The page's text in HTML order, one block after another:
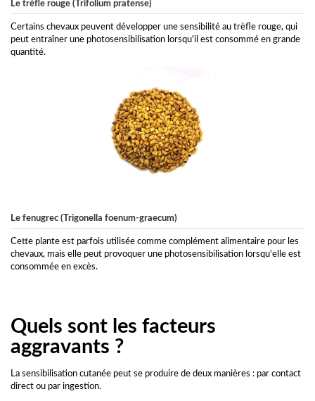
Le trèfle rouge (Trifolium pratense)
Certains chevaux peuvent développer une sensibilité au trèfle rouge, qui
peut entraîner une photosensibilisation lorsqu'il est consommé en grande
quantité.
Le fenugrec (Trigonella foenum-graecum)
Cette plante est parfois utilisée comme complément alimentaire pour les
chevaux, mais elle peut provoquer une photosensibilisation lorsqu'elle est
consommée en excès.
Quels sont les facteurs
aggravants ?
La sensibilisation cutanée peut se produire de deux manières : par contact
direct ou par ingestion.